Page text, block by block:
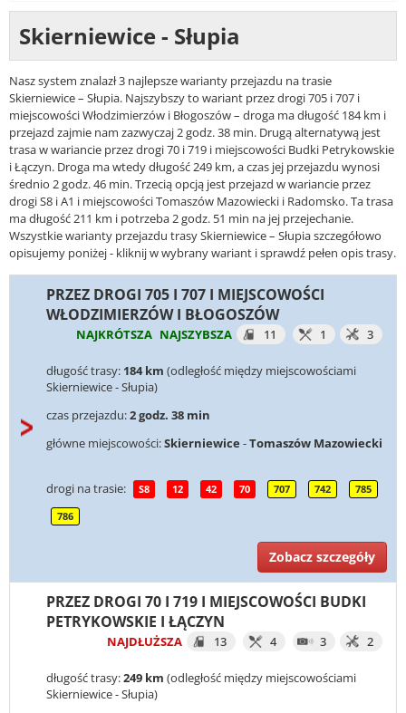
Skierniewice - Słupia
Nasz system znalazł 3 najlepsze warianty przejazdu na trasie
Skierniewice – Słupia. Najszybszy to wariant przez drogi 705 i 707 i
miejscowości Włodzimierzów i Błogoszów – droga ma długość 184 km i
przejazd zajmie nam zazwyczaj 2 godz. 38 min. Drugą alternatywą jest
trasa w wariancie przez drogi 70 i 719 i miejscowości Budki Petrykowskie
i Łączyn. Droga ma wtedy długość 249 km, a czas jej przejazdu wynosi
średnio 2 godz. 46 min. Trzecią opcją jest przejazd w wariancie przez
drogi S8 i A1 i miejscowości Tomaszów Mazowiecki i Radomsko. Ta trasa
ma długość 211 km i potrzeba 2 godz. 51 min na jej przejechanie.
Wszystkie warianty przejazdu trasy Skierniewice – Słupia szczegółowo
opisujemy poniżej - kliknij w wybrany wariant i sprawdź pełen opis trasy.
PRZEZ DROGI 705 I 707 I MIEJSCOWOŚCI
WŁODZIMIERZÓW I BŁOGOSZÓW
NAJKRÓTSZA NAJSZYBSZA 11 1 3
długość trasy: 184 km (odległość między miejscowościami
Skierniewice - Słupia)
czas przejazdu:2 godz. 38 min
główne miejscowości:Skierniewice -Tomaszów Mazowiecki
drogi na trasie: S8 12 42 70 707 742 785
786
Zobacz szczegóły
PRZEZ DROGI 70 I 719 I MIEJSCOWOŚCI BUDKI
PETRYKOWSKIE I ŁĄCZYN
NAJDŁUŻSZA 13 4 3 2
długość trasy:249 km (odległość między miejscowościami
Skierniewice - Słupia)